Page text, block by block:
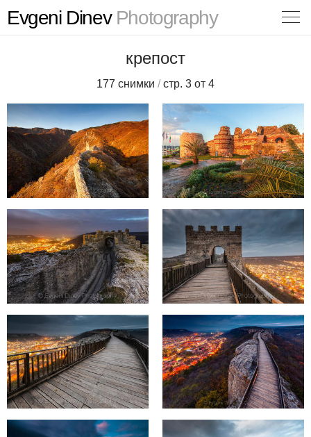
Evgeni DinevPhotography
крепост
177 снимки /стр. 3 от 4